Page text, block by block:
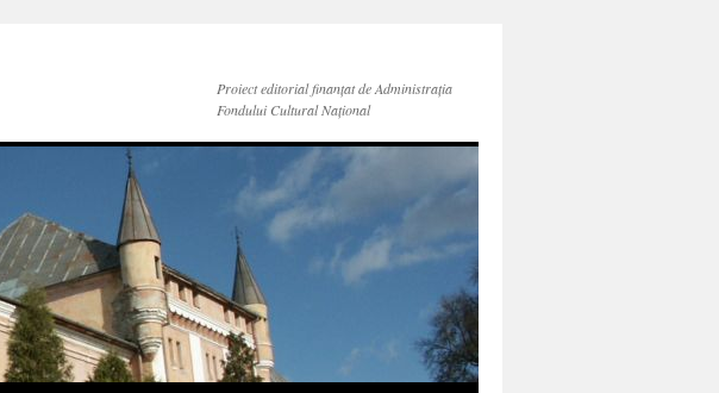
Proiect editorial finanțat de Administraţia
Fondului Cultural Naţional